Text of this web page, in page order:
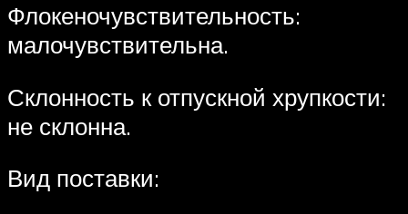
Флокеночувствительность:
малочувствительна.
Склонность к отпускной хрупкости:
не склонна.
Вид поставки: